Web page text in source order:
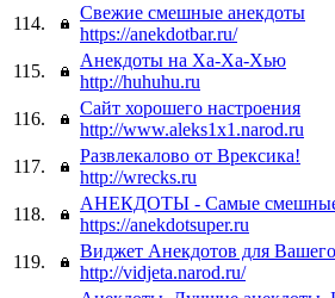
114.
Свежие смешные анекдоты
https://anekdotbar.ru/
115.
Анекдоты на Ха-Ха-Хью
http://huhuhu.ru
116.
Сайт хорошего настроения
http://www.aleks1x1.narod.ru
117.
Развлекалово от Врексика!
http://wrecks.ru
118.
АНЕКДОТЫ - Самые смешные
https://anekdotsuper.ru
119.
Виджет Анекдотов для Вашего
http://vidjeta.narod.ru/